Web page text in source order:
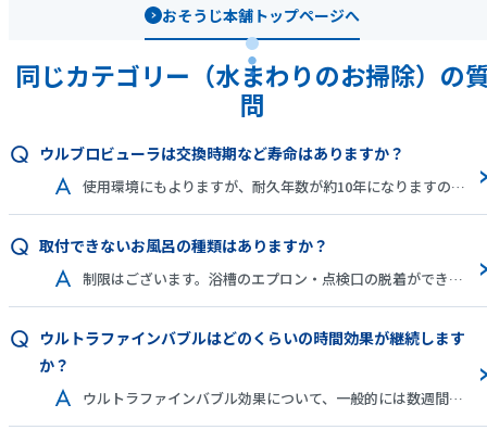
おそうじ本舗トップページへ
同じカテゴリー（水まわりのお掃除）の
問
ウルブロビューラは交換時期など寿命はありますか？
使用環境にもよりますが、耐久年数が約10年になりますので、10年後に交換をお勧めします。
取付できないお風呂の種類はありますか？
制限はございます。浴槽のエプロン・点検口の脱着ができること、湯機器（エコキュート・ガス給湯器等）に追い焚き機能があることなどがあります。お問い合わせ時にご確認ください。
ウルトラファインバブルはどのくらいの時間効果が継続します
か？
ウルトラファインバブル効果について、一般的には数週間から数か月程度残るとされています。